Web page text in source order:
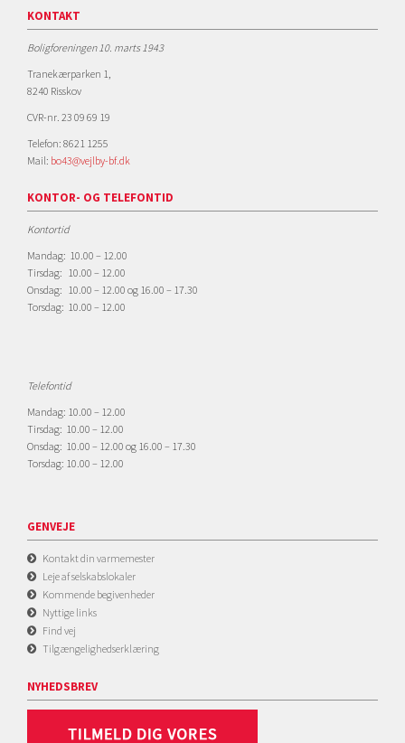
KONTAKT
Boligforeningen 10. marts 1943
Tranekærparken 1,
8240 Risskov
CVR-nr. 23 09 69 19
Telefon: 8621 1255
Mail: bo43@vejlby-bf.dk
KONTOR- OG TELEFONTID
Kontortid
Mandag: 10.00 – 12.00
Tirsdag: 10.00 – 12.00
Onsdag: 10.00 – 12.00 og 16.00 – 17.30
Torsdag: 10.00 – 12.00
Telefontid
Mandag: 10.00 – 12.00
Tirsdag: 10.00 – 12.00
Onsdag: 10.00 – 12.00 og 16.00 – 17.30
Torsdag: 10.00 – 12.00
GENVEJE
Kontakt din varmemester
Leje af selskabslokaler
Kommende begivenheder
Nyttige links
Find vej
Tilgængelighedserklæring
NYHEDSBREV